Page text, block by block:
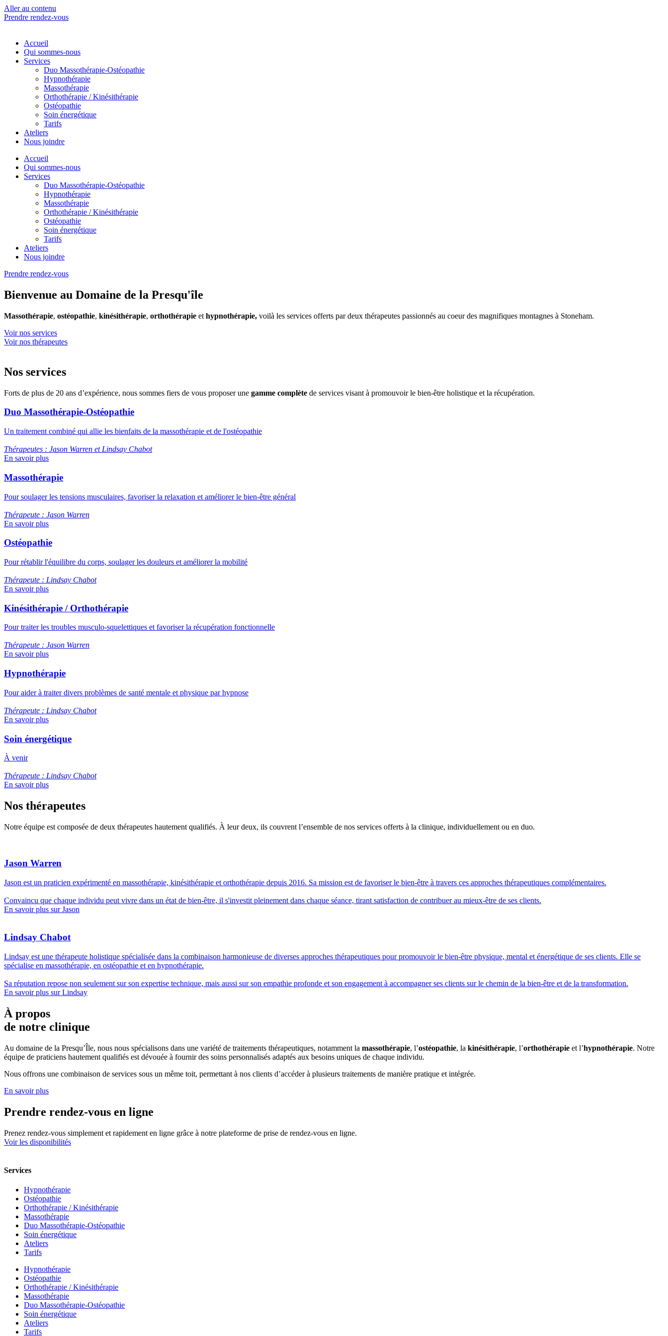
Aller au contenu
Prendre rendez-vous
Accueil
Qui sommes-nous
Services
Duo Massothérapie-Ostéopathie
Hypnothérapie
Massothérapie
Orthothérapie / Kinésithérapie
Ostéopathie
Soin énergétique
Tarifs
Ateliers
Nous joindre
Accueil
Qui sommes-nous
Services
Duo Massothérapie-Ostéopathie
Hypnothérapie
Massothérapie
Orthothérapie / Kinésithérapie
Ostéopathie
Soin énergétique
Tarifs
Ateliers
Nous joindre
Prendre rendez-vous
Bienvenue au Domaine de la Presqu'île
Massothérapie, ostéopathie, kinésithérapie, orthothérapie et hypnothérapie, voilà les services offerts par deux thérapeutes passionnés au coeur des magnifiques montagnes à Stoneham.
Voir nos services
Voir nos thérapeutes
Nos services
Forts de plus de 20 ans d’expérience, nous sommes fiers de vous proposer une gamme complète de services visant à promouvoir le bien-être holistique et la récupération.
Duo Massothérapie-Ostéopathie
Un traitement combiné qui allie les bienfaits de la massothérapie et de l'ostéopathie
Thérapeutes : Jason Warren et Lindsay Chabot
En savoir plus
Massothérapie
Pour soulager les tensions musculaires, favoriser la relaxation et améliorer le bien‑être général
Thérapeute : Jason Warren
En savoir plus
Ostéopathie
Pour rétablir l'équilibre du corps, soulager les douleurs et améliorer la mobilité
Thérapeute : Lindsay Chabot
En savoir plus
Kinésithérapie / Orthothérapie
Pour traiter les troubles musculo‑squelettiques et favoriser la récupération fonctionnelle
Thérapeute : Jason Warren
En savoir plus
Hypnothérapie
Pour aider à traiter divers problèmes de santé mentale et physique par hypnose
Thérapeute : Lindsay Chabot
En savoir plus
Soin énergétique
À venir
Thérapeute : Lindsay Chabot
En savoir plus
Nos thérapeutes
Notre équipe est composée de deux thérapeutes hautement qualifiés. À leur deux, ils couvrent l’ensemble de nos services offerts à la clinique, individuellement ou en duo.
Jason Warren
Jason est un praticien expérimenté en massothérapie, kinésithérapie et orthothérapie depuis 2016. Sa mission est de favoriser le bien-être à travers ces approches thérapeutiques complémentaires.
Convaincu que chaque individu peut vivre dans un état de bien-être, il s'investit pleinement dans chaque séance, tirant satisfaction de contribuer au mieux-être de ses clients.
En savoir plus sur Jason
Lindsay Chabot
Lindsay est une thérapeute holistique spécialisée dans la combinaison harmonieuse de diverses approches thérapeutiques pour promouvoir le bien-être physique, mental et énergétique de ses clients. Elle se
spécialise en massothérapie, en ostéopathie et en hypnothérapie.
Sa réputation repose non seulement sur son expertise technique, mais aussi sur son empathie profonde et son engagement à accompagner ses clients sur le chemin de la bien-être et de la transformation.
En savoir plus sur Lindsay
À propos
de notre clinique
Au domaine de la Presqu’Île, nous nous spécialisons dans une variété de traitements thérapeutiques, notamment la massothérapie, l’ostéopathie, la kinésithérapie, l’orthothérapie et l’hypnothérapie. Notre
équipe de praticiens hautement qualifiés est dévouée à fournir des soins personnalisés adaptés aux besoins uniques de chaque individu.
Nous offrons une combinaison de services sous un même toit, permettant à nos clients d’accéder à plusieurs traitements de manière pratique et intégrée.
En savoir plus
Prendre rendez-vous en ligne
Prenez rendez-vous simplement et rapidement en ligne grâce à notre plateforme de prise de rendez-vous en ligne.
Voir les disponibilités
Services
Hypnothérapie
Ostéopathie
Orthothérapie / Kinésithérapie
Massothérapie
Duo Massothérapie-Ostéopathie
Soin énergétique
Ateliers
Tarifs
Hypnothérapie
Ostéopathie
Orthothérapie / Kinésithérapie
Massothérapie
Duo Massothérapie-Ostéopathie
Soin énergétique
Ateliers
Tarifs